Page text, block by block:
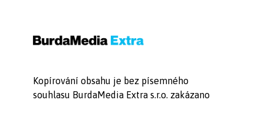
Kopírování obsahu je bez písemného
souhlasu BurdaMedia Extra s.r.o. zakázano